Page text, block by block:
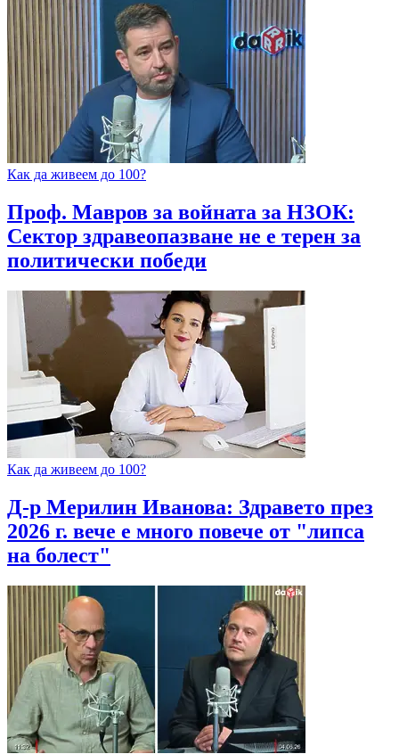
Как да живеем до 100?
Проф. Мавров за войната за НЗОК:
Сектор здравеопазване не е терен за
политически победи
Как да живеем до 100?
Д-р Мерилин Иванова: Здравето през
2026 г. вече е много повече от "липса
на болест"